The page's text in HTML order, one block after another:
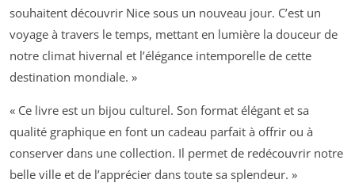
souhaitent découvrir Nice sous un nouveau jour. C’est un
voyage à travers le temps, mettant en lumière la douceur de
notre climat hivernal et l’élégance intemporelle de cette
destination mondiale. »
« Ce livre est un bijou culturel. Son format élégant et sa
qualité graphique en font un cadeau parfait à offrir ou à
conserver dans une collection. Il permet de redécouvrir notre
belle ville et de l’apprécier dans toute sa splendeur. »